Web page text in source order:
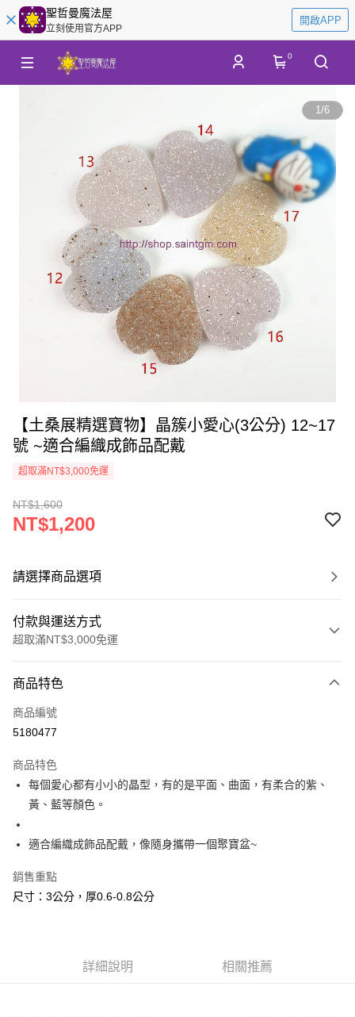
聖哲曼魔法屋
立刻使用官方APP
開啟APP
0
1/6
【土桑展精選寶物】晶簇小愛心(3公分) 12~17
號 ~適合編織成飾品配戴
超取滿NT$3,000免運
NT$1,600
NT$1,200
請選擇商品選項
付款與運送方式
超取滿NT$3,000免運
信用卡一次付款
超商取貨付款
Apple Pay
街口支付
悠遊付
ATM付款
商品特色
商品編號
5180477
商品特色
每個愛心都有小小的晶型，有的是平面、曲面，有柔合的紫、
黃、藍等顏色。
適合編織成飾品配戴，像隨身攜帶一個聚寶盆~
銷售重點
尺寸：3公分，厚0.6-0.8公分
詳細說明 相關推薦